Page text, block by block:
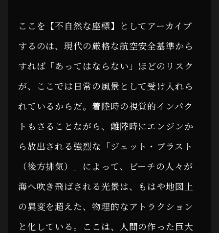
ここを【不自然な座標】としてアーカイブ
するのは、現代の厳格な航空安全基準から
すれば「あってはならない」ほどのリスク
が、ここでは日常の風景として受け入れら
れているからだ。着陸時の視覚的インパク
トもさることながら、離陸時にエンジンか
ら放出される強烈な「ジェット・ブラスト
（後方排気）」によって、ビーチの人々が
海へ吹き飛ばされる光景は、もはや地図上
の異変を超えた、物理的なアトラクション
と化している。ここは、人間の作った巨大